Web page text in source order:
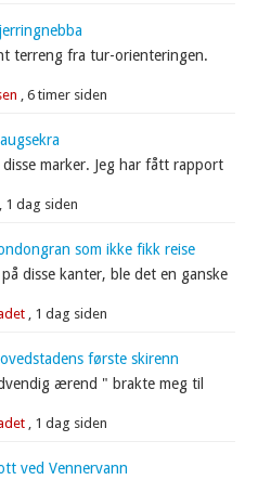
terreng fra tur-orienteringen.
,6 timer siden
marker. Jeg har fått rapport
, 1 dag siden
som ikke fikk reise
disse kanter, ble det en ganske
, 1 dag siden
første skirenn
ærend " brakte meg til
, 1 dag siden
ved Vennervann